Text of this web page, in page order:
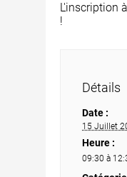
L'inscription
!
Détails
Date :
15 Juillet
Heure :
09:30 à